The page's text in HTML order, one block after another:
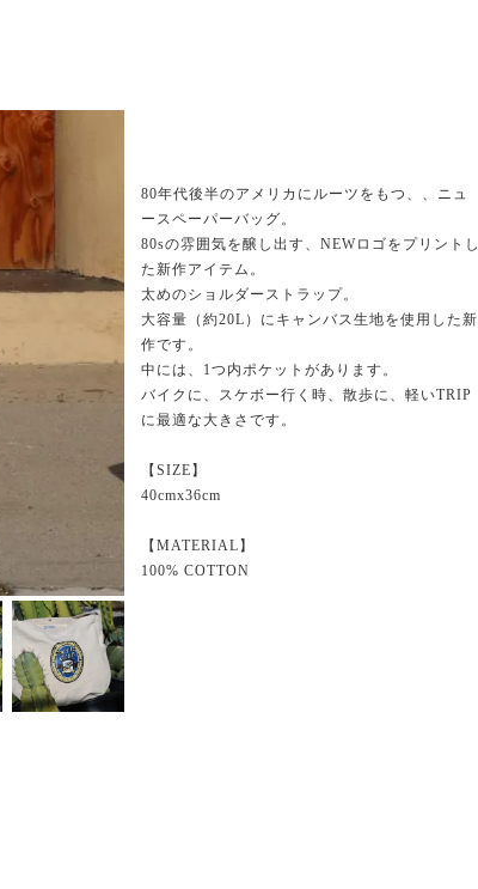
80年代後半のアメリカにルーツをもつ、、ニュ
ースペーパーバッグ。
80sの雰囲気を醸し出す、NEWロゴをプリントし
た新作アイテム。
太めのショルダーストラップ。
大容量（約20L）にキャンバス生地を使用した新
作です。
中には、1つ内ポケットがあります。
バイクに、スケボー行く時、散歩に、軽いTRIP
に最適な大きさです。
【SIZE】
40cmx36cm
【MATERIAL】
100% COTTON